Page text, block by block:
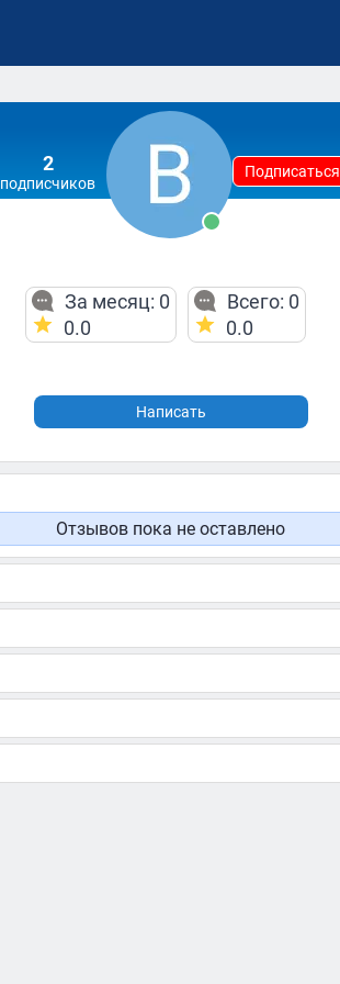
2
подписчиков
Подписаться
За месяц: 0
0.0
Всего: 0
0.0
Написать
Отзывов пока не оставлено